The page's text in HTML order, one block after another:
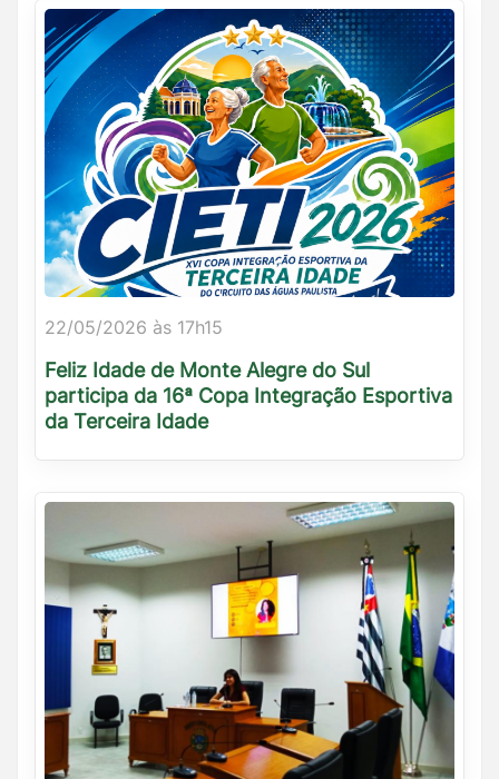
22/05/2026 às 17h15
Feliz Idade de Monte Alegre do Sul
participa da 16ª Copa Integração Esportiva
da Terceira Idade